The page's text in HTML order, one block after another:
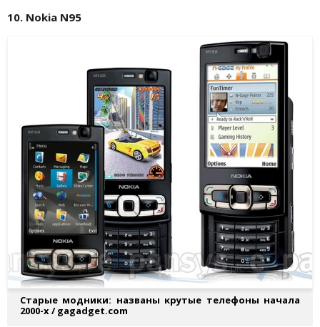
10. Nokia N95
Старые модники: названы крутые телефоны начала
2000-х / gagadget.com